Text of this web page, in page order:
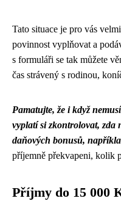
Tato situace je pro vás
povinnost vyplňovat a
s formuláři se tak můžete
čas strávený s rodinou,
Pamatujte, že i když
vyplatí si zkontrolovat, zda
daňových bonusů,
příjemně překvapeni, kolik
Příjmy do 15 000